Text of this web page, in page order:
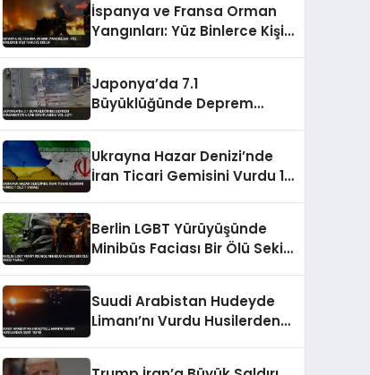
İspanya ve Fransa Orman
Yangınları: Yüz Binlerce Kişi
Japonya’da 7.1
Büyüklüğünde Deprem
Ukrayna Hazar Denizi’nde
İran Ticari Gemisini Vurdu 1
Berlin LGBT Yürüyüşünde
Minibüs Faciası Bir Ölü Sekiz
Suudi Arabistan Hudeyde
Limanı’nı Vurdu Husilerden